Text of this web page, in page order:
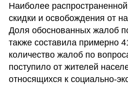
Наиболее
скидки и освобождения от
Доля обоснованных жалоб
также составила примерно
количество жалоб по
поступило от жителей
относящихся к социально-